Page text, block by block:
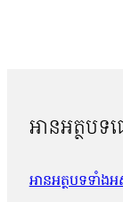
អានអត្ថបទ
អានអត្ថបទទាំ